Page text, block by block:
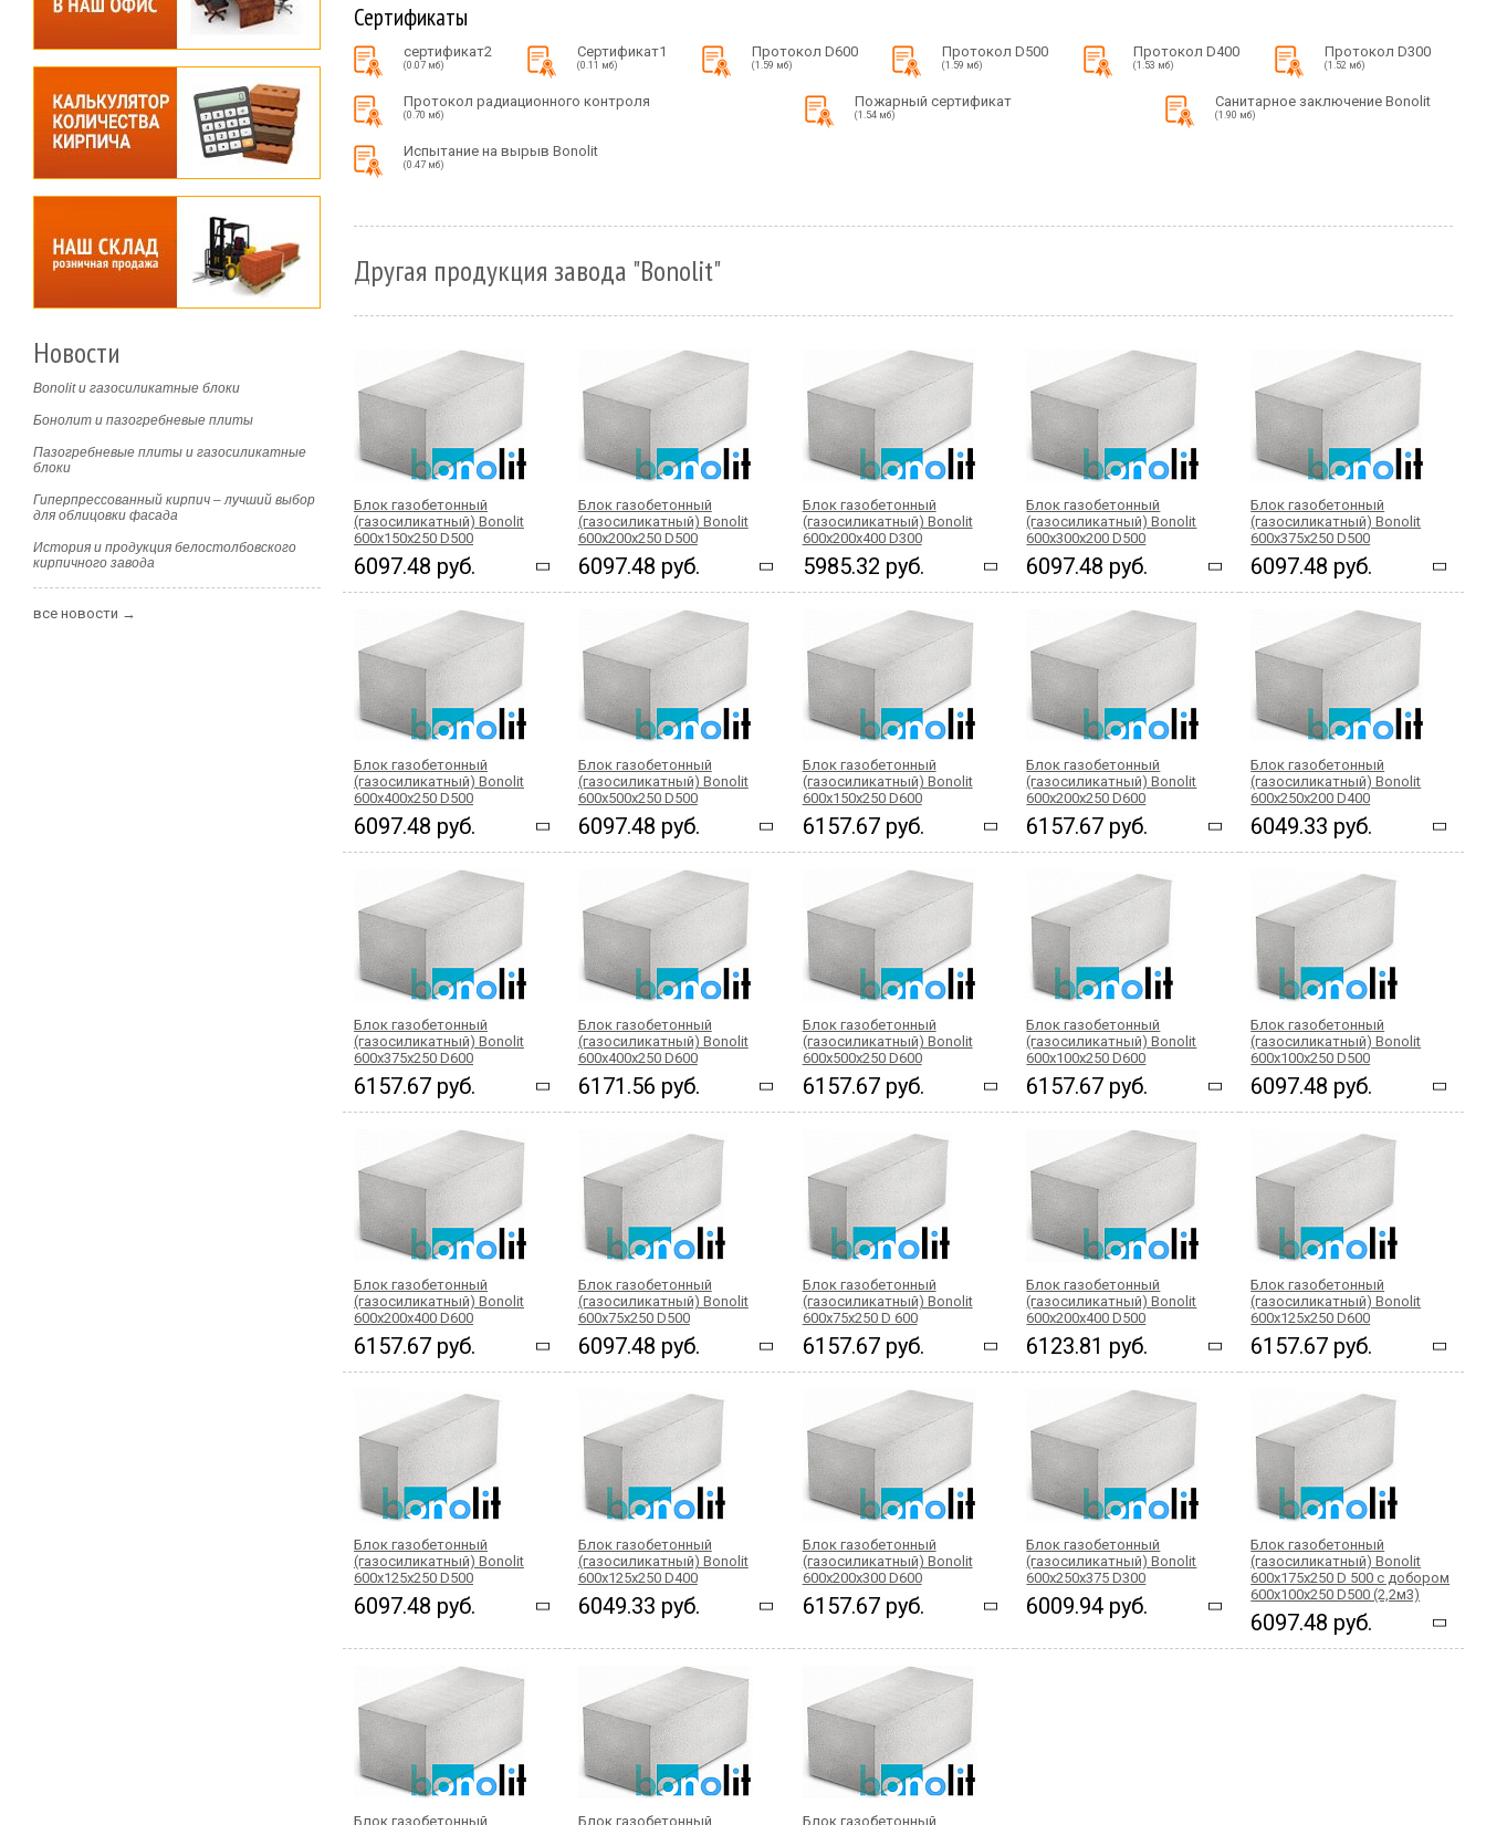
Сертификаты
сертификат2
(0.07 мб)
Сертификат1
(0.11 мб)
Протокол D600
(1.59 мб)
Протокол D500
(1.59 мб)
Протокол D400
(1.53 мб)
Протокол D300
(1.52 мб)
Протокол радиационного контроля
(0.70 мб)
Пожарный сертификат
(1.54 мб)
Санитарное заключение Bonolit
(1.90 мб)
Испытание на вырыв Bonolit
(0.47 мб)
Другая продукция завода "Bonolit"
Блок газобетонный
(газосиликатный) Bonolit
600x150x250 D500
6097.48 руб.
Блок газобетонный
(газосиликатный) Bonolit
600x200x250 D500
6097.48 руб.
Блок газобетонный
(газосиликатный) Bonolit
600x200x400 D300
5985.32 руб.
Блок газобетонный
(газосиликатный) Bonolit
600x300x200 D500
6097.48 руб.
Блок газобетонный
(газосиликатный) Bonolit
600x375x250 D500
6097.48 руб.
Блок газобетонный
(газосиликатный) Bonolit
600x400x250 D500
6097.48 руб.
Блок газобетонный
(газосиликатный) Bonolit
600x500x250 D500
6097.48 руб.
Блок газобетонный
(газосиликатный) Bonolit
600x150x250 D600
6157.67 руб.
Блок газобетонный
(газосиликатный) Bonolit
600x200x250 D600
6157.67 руб.
Блок газобетонный
(газосиликатный) Bonolit
600x250x200 D400
6049.33 руб.
Блок газобетонный
(газосиликатный) Bonolit
600x375x250 D600
6157.67 руб.
Блок газобетонный
(газосиликатный) Bonolit
600x400x250 D600
6171.56 руб.
Блок газобетонный
(газосиликатный) Bonolit
600x500x250 D600
6157.67 руб.
Блок газобетонный
(газосиликатный) Bonolit
600x100x250 D600
6157.67 руб.
Блок газобетонный
(газосиликатный) Bonolit
600x100x250 D500
6097.48 руб.
Блок газобетонный
(газосиликатный) Bonolit
600x200x400 D600
6157.67 руб.
Блок газобетонный
(газосиликатный) Bonolit
600x75x250 D500
6097.48 руб.
Блок газобетонный
(газосиликатный) Bonolit
600x75x250 D 600
6157.67 руб.
Блок газобетонный
(газосиликатный) Bonolit
600x200x400 D500
6123.81 руб.
Блок газобетонный
(газосиликатный) Bonolit
600x125x250 D600
6157.67 руб.
Блок газобетонный
(газосиликатный) Bonolit
600x125x250 D500
6097.48 руб.
Блок газобетонный
(газосиликатный) Bonolit
600x125x250 D400
6049.33 руб.
Блок газобетонный
(газосиликатный) Bonolit
600x200x300 D600
6157.67 руб.
Блок газобетонный
(газосиликатный) Bonolit
600x250x375 D300
6009.94 руб.
Блок газобетонный
(газосиликатный) Bonolit
600x175x250 D 500 с добором
600х100х250 D500 (2,2м3)
6097.48 руб.
Блок газобетонный Блок газобетонный Блок газобетонный
Новости
Bonolit и газосиликатные блоки
Бонолит и пазогребневые плиты
Пазогребневые плиты и газосиликатные
блоки
Гиперпрессованный кирпич – лучший выбор
для облицовки фасада
История и продукция белостолбовского
кирпичного завода
все новости →